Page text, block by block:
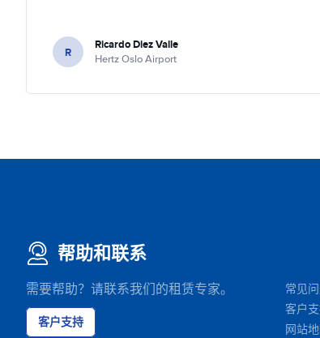
R Ricardo Diez Valle
Hertz Oslo Airport
帮助和联系
需要帮助？请联系我们的租赁专家。
客户支持
常见
客户
网站